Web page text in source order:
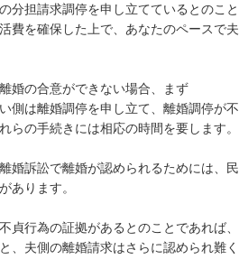
分担請求調停を申し立てているとのこ
費を確保した上で、あなたのペースで
婚の合意ができない場合、まず
側は離婚調停を申し立て、離婚調停が
らの手続きには相応の時間を要します。
婚訴訟で離婚が認められるためには、
あります。
貞行為の証拠があるとのことであれば
、夫側の離婚請求はさらに認められ難く